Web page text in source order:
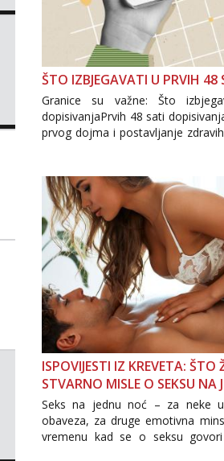
ŠTO IZBJEGAVATI U PRVIH 48
Granice su važne: Što
dopisivanjaPrvih 48 sati
prvog dojma i postavljanje
Važno je izbjeći prebrzo
informacija, jer nepoznata
povjerenje. Takođe...
ISPOVIJESTI IZ KREVETA: ŠTO
STVARNO MISLE O SEKSU NA
Seks na jednu noć – za neke
obaveza, za druge emotivna
vremenu kad se o seksu
tema „jedne noći strasti“ i dalje